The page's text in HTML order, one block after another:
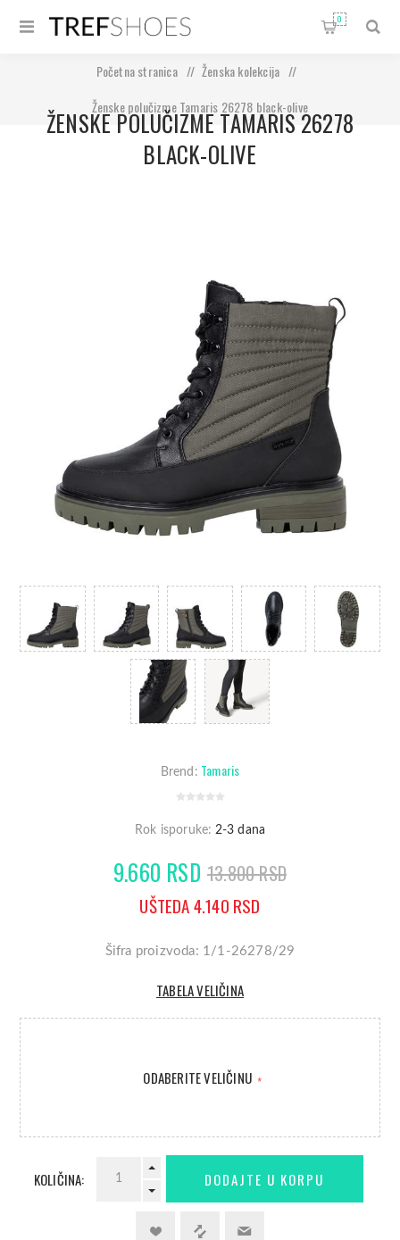
0
Početna stranica / Ženska kolekcija
/
Ženske polučizme Tamaris 26278 black-olive
ŽENSKE POLUČIZME TAMARIS 26278
BLACK-OLIVE
Brend: Tamaris
Rok isporuke: 2-3 dana
9.660 RSD 13.800 RSD
UŠTEDA 4.140 RSD
Šifra proizvoda: 1/1-26278/29
TABELA VELIČINA
ODABERITE VELIČINU *
KOLIČINA: